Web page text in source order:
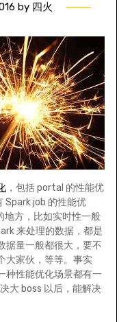
by 四火
，包括 portal 的性能优
Spark job 的性能优
地方，比如实时性一般
来处理的数据，都是
据量一般都很大，要不
大家伙，等等。事实
种性能优化场景都有一
大 boss 以后，能解决